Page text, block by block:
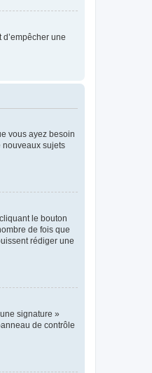
une
vous ayez besoin
nouveaux sujets
le bouton
de fois que
rédiger une
signature »
de contrôle